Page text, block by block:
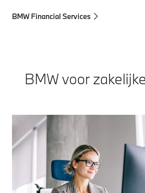
BMW Financial Services
BMW voor